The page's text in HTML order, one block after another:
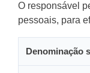
O responsável
pessoais, para
Denominação